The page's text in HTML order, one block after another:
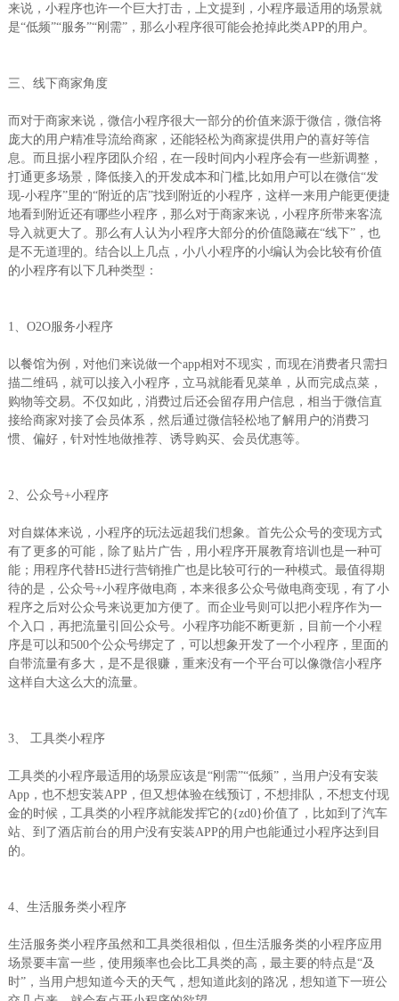
来说，小程序也许一个巨大打击，上文提到，小程序最适用的场景就
是“低频”“服务”“刚需”，那么小程序很可能会抢掉此类APP的用户。
三、线下商家角度
而对于商家来说，微信小程序很大一部分的价值来源于微信，微信将
庞大的用户精准导流给商家，还能轻松为商家提供用户的喜好等信
息。而且据小程序团队介绍，在一段时间内小程序会有一些新调整，
打通更多场景，降低接入的开发成本和门槛,比如用户可以在微信“发
现-小程序”里的“附近的店”找到附近的小程序，这样一来用户能更便捷
地看到附近还有哪些小程序，那么对于商家来说，小程序所带来客流
导入就更大了。那么有人认为小程序大部分的价值隐藏在“线下”，也
是不无道理的。结合以上几点，小八小程序的小编认为会比较有价值
的小程序有以下几种类型：
1、O2O服务小程序
以餐馆为例，对他们来说做一个app相对不现实，而现在消费者只需扫
描二维码，就可以接入小程序，立马就能看见菜单，从而完成点菜，
购物等交易。不仅如此，消费过后还会留存用户信息，相当于微信直
接给商家对接了会员体系，然后通过微信轻松地了解用户的消费习
惯、偏好，针对性地做推荐、诱导购买、会员优惠等。
2、公众号+小程序
对自媒体来说，小程序的玩法远超我们想象。首先公众号的变现方式
有了更多的可能，除了贴片广告，用小程序开展教育培训也是一种可
能；用程序代替H5进行营销推广也是比较可行的一种模式。最值得期
待的是，公众号+小程序做电商，本来很多公众号做电商变现，有了小
程序之后对公众号来说更加方便了。而企业号则可以把小程序作为一
个入口，再把流量引回公众号。小程序功能不断更新，目前一个小程
序是可以和500个公众号绑定了，可以想象开发了一个小程序，里面的
自带流量有多大，是不是很赚，重来没有一个平台可以像微信小程序
这样自大这么大的流量。
3、 工具类小程序
工具类的小程序最适用的场景应该是“刚需”“低频”，当用户没有安装
App，也不想安装APP，但又想体验在线预订，不想排队，不想支付现
金的时候，工具类的小程序就能发挥它的{zd0}价值了，比如到了汽车
站、到了酒店前台的用户没有安装APP的用户也能通过小程序达到目
的。
4、生活服务类小程序
生活服务类小程序虽然和工具类很相似，但生活服务类的小程序应用
场景要丰富一些，使用频率也会比工具类的高，最主要的特点是“及
时”，当用户想知道今天的天气，想知道此刻的路况，想知道下一班公